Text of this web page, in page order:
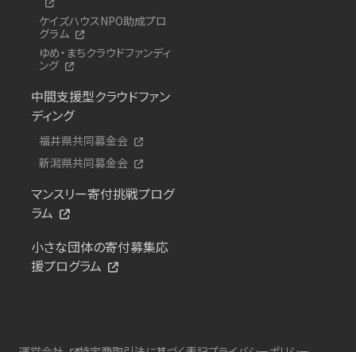
ケイズハウスNPO助成プロ
グラム
ゆめ・まちクラウドファンディ
ング
中間支援型クラウドファン
ディング
福井県共同募金会
新潟県共同募金会
マンスリー寄付挑戦プログ
ラム
小さな団体の寄付募集応
援プログラム